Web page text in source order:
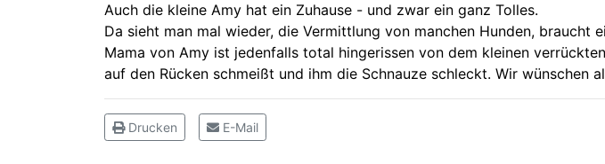
Auch die kleine Amy hat ein Zuhause - und zwar ein ganz Tolles.
Da sieht man mal wieder, die Vermittlung von manchen Hunden,
Mama von Amy ist jedenfalls total hingerissen von dem kleinen
auf den Rücken schmeißt und ihm die Schnauze schleckt. Wir wünschen
Drucken E-Mail